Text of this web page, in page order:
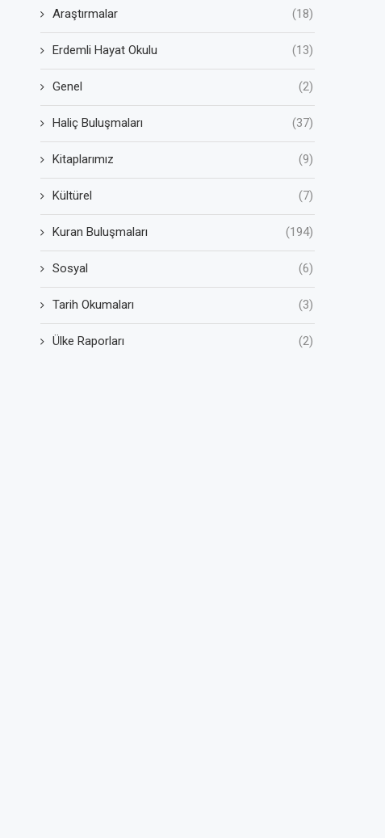
Araştırmalar (18)
Erdemli Hayat Okulu (13)
Genel (2)
Haliç Buluşmaları (37)
Kitaplarımız (9)
Kültürel (7)
Kuran Buluşmaları (194)
Sosyal (6)
Tarih Okumaları (3)
Ülke Raporları (2)